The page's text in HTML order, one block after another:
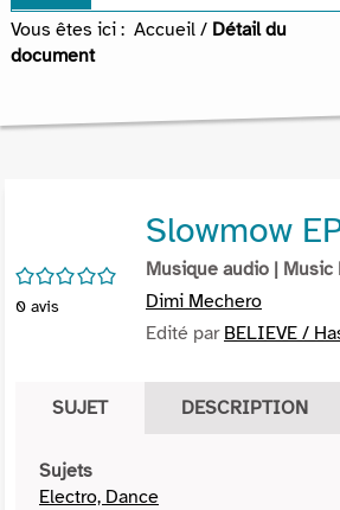
Vous êtes ici : Accueil / Détail du
document
/5
0 avis
Slowmow
Musique audio | Music
Dimi Mechero
Edité par BELIEVE /
SUJET DESCRIPTION
Sujets
Electro, Dance